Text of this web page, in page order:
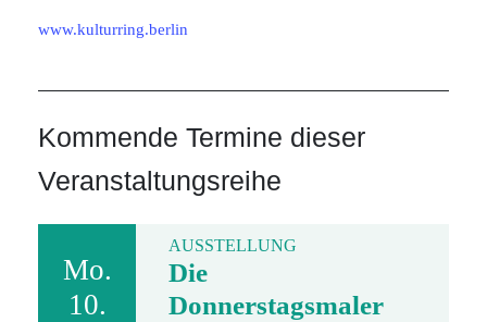
www.kulturring.berlin
Kommende Termine dieser
Veranstaltungsreihe
Mo.
10.
AUSSTELLUNG
Die
Donnerstagsmaler